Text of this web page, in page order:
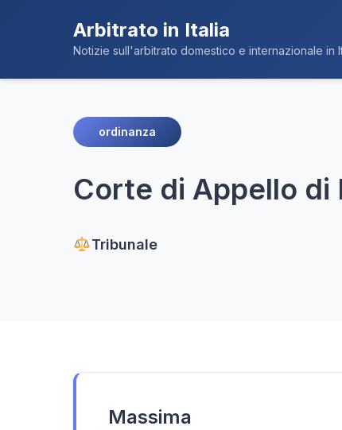
Arbitrato in Italia
Notizie sull'arbitrato domestico e internazionale in
ordinanza
Corte di Appello di
Tribunale
Massima